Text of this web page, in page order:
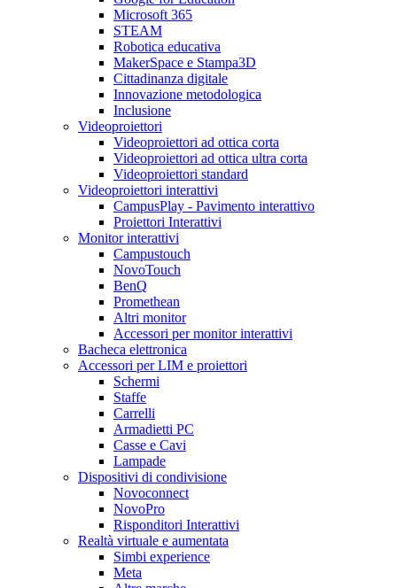
Microsoft 365
STEAM
Robotica educativa
MakerSpace e Stampa3D
Cittadinanza digitale
Innovazione metodologica
Inclusione
Videoproiettori
Videoproiettori ad ottica corta
Videoproiettori ad ottica ultra corta
Videoproiettori standard
Videoproiettori interattivi
CampusPlay - Pavimento interattivo
Proiettori Interattivi
Monitor interattivi
Campustouch
NovoTouch
BenQ
Promethean
Altri monitor
Accessori per monitor interattivi
Bacheca elettronica
Accessori per LIM e proiettori
Schermi
Staffe
Carrelli
Armadietti PC
Casse e Cavi
Lampade
Dispositivi di condivisione
Novoconnect
NovoPro
Risponditori Interattivi
Realtà virtuale e aumentata
Simbi experience
Meta